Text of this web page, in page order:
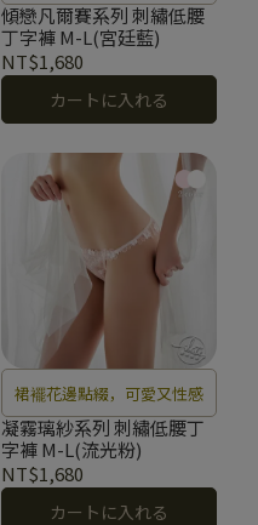
安全感
傾戀凡爾賽系列 刺繡低腰
丁字褲 M-L(宮廷藍)
NT$1,680
カートに入れる
裙襬花邊點綴，可愛又性感
凝霧璃紗系列 刺繡低腰丁
字褲 M-L(流光粉)
NT$1,680
カートに入れる